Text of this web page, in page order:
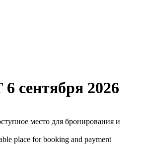
сентября 2026
место для бронирования и
place for booking and payment